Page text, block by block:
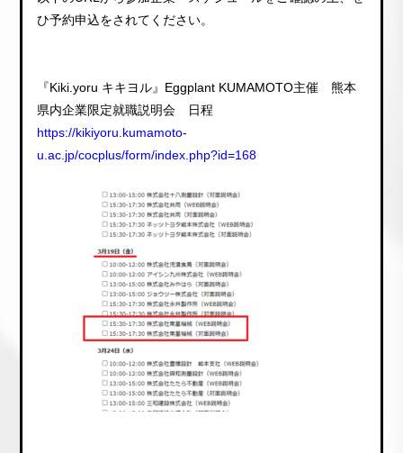
ひ予約申込をされてください。
『Kiki.yoru キキヨル』Eggplant KUMAMOTO主催 熊本
県内企業限定就職説明会 日程
https://kikiyoru.kumamoto-
u.ac.jp/cocplus/form/index.php?id=168